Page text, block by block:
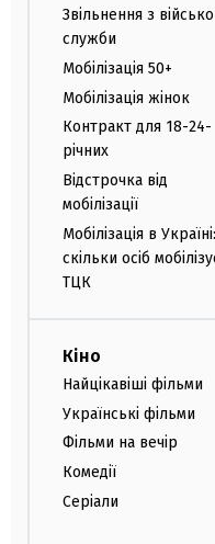
Звільнення з
служби
Мобілізація 50+
Мобілізація жінок
Контракт для 18-24-
річних
Відстрочка від
мобілізації
Мобілізація в Україні:
скільки осіб
ТЦК
Кіно
Найцікавіші фільми
Українські фільми
Фільми на вечір
Комедії
Серіали